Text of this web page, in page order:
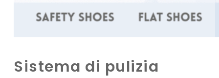
Sistema di pulizia